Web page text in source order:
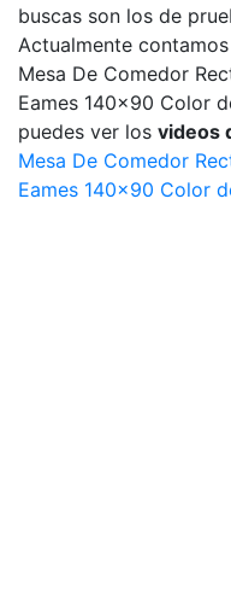
buscas son los de
Actualmente
Mesa De Comedor
Eames 140x90 Color
puedes ver los videos
Mesa De Comedor
Eames 140x90 Color